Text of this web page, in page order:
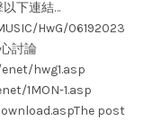
下連結…
HwG/06192023
討論
hwg1.asp
1MON-1.asp
post